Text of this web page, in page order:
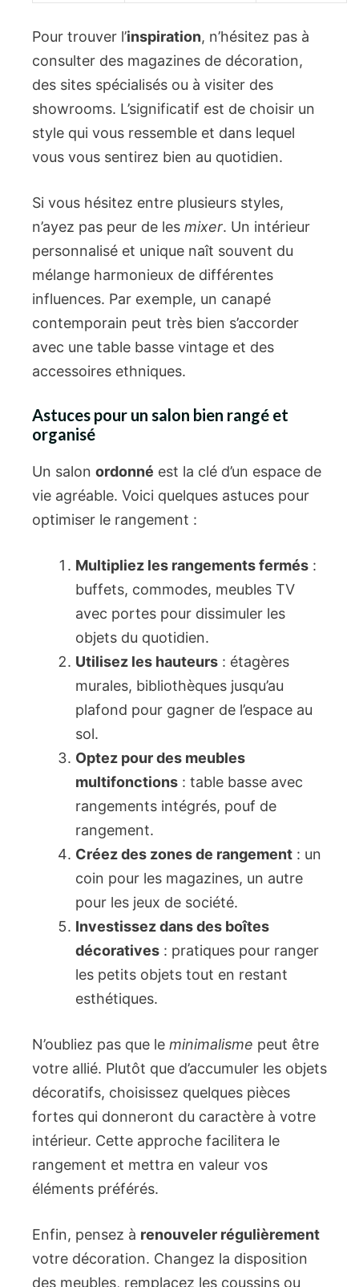
Pour trouver l’inspiration, n’hésitez pas à
consulter des magazines de décoration,
des sites spécialisés ou à visiter des
showrooms. L’significatif est de choisir un
style qui vous ressemble et dans lequel
vous vous sentirez bien au quotidien.
Si vous hésitez entre plusieurs styles,
n’ayez pas peur de les mixer. Un intérieur
personnalisé et unique naît souvent du
mélange harmonieux de différentes
influences. Par exemple, un canapé
contemporain peut très bien s’accorder
avec une table basse vintage et des
accessoires ethniques.
Astuces pour un salon bien rangé et
organisé
Un salon ordonné est la clé d’un espace de
vie agréable. Voici quelques astuces pour
optimiser le rangement :
Multipliez les rangements fermés :
buffets, commodes, meubles TV
avec portes pour dissimuler les
objets du quotidien.
Utilisez les hauteurs : étagères
murales, bibliothèques jusqu’au
plafond pour gagner de l’espace au
sol.
Optez pour des meubles
multifonctions : table basse avec
rangements intégrés, pouf de
rangement.
Créez des zones de rangement : un
coin pour les magazines, un autre
pour les jeux de société.
Investissez dans des boîtes
décoratives : pratiques pour ranger
les petits objets tout en restant
esthétiques.
N’oubliez pas que le minimalisme peut être
votre allié. Plutôt que d’accumuler les objets
décoratifs, choisissez quelques pièces
fortes qui donneront du caractère à votre
intérieur. Cette approche facilitera le
rangement et mettra en valeur vos
éléments préférés.
Enfin, pensez à renouveler régulièrement
votre décoration. Changez la disposition
des meubles, remplacez les coussins ou